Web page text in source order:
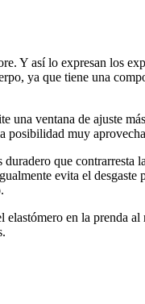
Y así lo expresan los
ya que tiene una
una ventana de ajuste
posibilidad muy
que
evita el desgaste
en la prenda